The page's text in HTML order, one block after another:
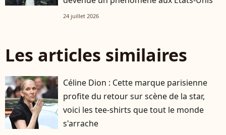
24 juillet 2026
Les articles similaires
Céline Dion : Cette marque parisienne
profite du retour sur scène de la star,
voici les tee-shirts que tout le monde
s'arrache